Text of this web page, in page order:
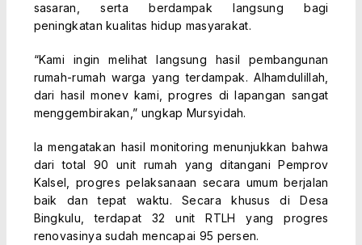
sasaran, serta berdampak langsung bagi
peningkatan kualitas hidup masyarakat.
“Kami ingin melihat langsung hasil pembangunan
rumah-rumah warga yang terdampak. Alhamdulillah,
dari hasil monev kami, progres di lapangan sangat
menggembirakan,” ungkap Mursyidah.
Ia mengatakan hasil monitoring menunjukkan bahwa
dari total 90 unit rumah yang ditangani Pemprov
Kalsel, progres pelaksanaan secara umum berjalan
baik dan tepat waktu. Secara khusus di Desa
Bingkulu, terdapat 32 unit RTLH yang progres
renovasinya sudah mencapai 95 persen.